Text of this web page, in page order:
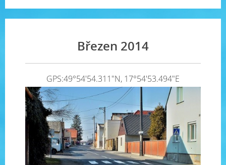
Březen 2014
GPS:49°54'54.311"N, 17°54'53.494"E